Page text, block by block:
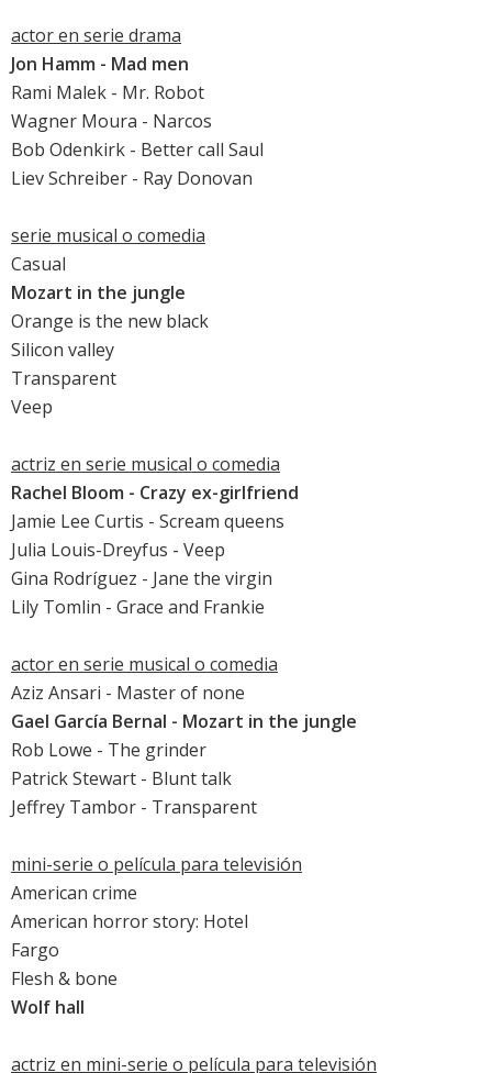
actor en serie drama
Jon Hamm - Mad men
Rami Malek - Mr. Robot
Wagner Moura - Narcos
Bob Odenkirk - Better call Saul
Liev Schreiber - Ray Donovan
serie musical o comedia
Casual
Mozart in the jungle
Orange is the new black
Silicon valley
Transparent
Veep
actriz en serie musical o comedia
Rachel Bloom - Crazy ex-girlfriend
Jamie Lee Curtis - Scream queens
Julia Louis-Dreyfus - Veep
Gina Rodríguez - Jane the virgin
Lily Tomlin - Grace and Frankie
actor en serie musical o comedia
Aziz Ansari - Master of none
Gael García Bernal - Mozart in the jungle
Rob Lowe - The grinder
Patrick Stewart - Blunt talk
Jeffrey Tambor - Transparent
mini-serie o película para televisión
American crime
American horror story: Hotel
Fargo
Flesh & bone
Wolf hall
actriz en mini-serie o película para televisión